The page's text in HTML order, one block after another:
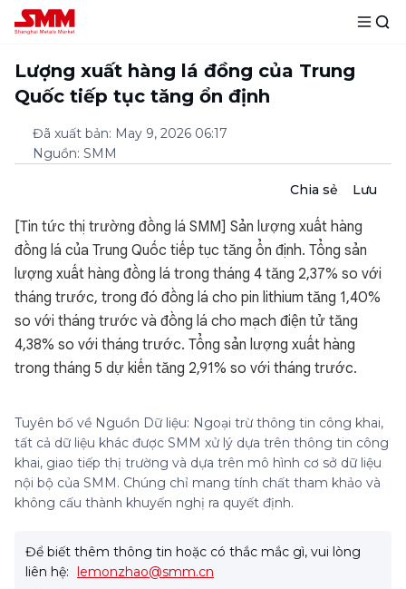
Lượng xuất hàng lá đồng của Trung
Quốc tiếp tục tăng ổn định
Đã xuất bản: May 9, 2026 06:17
Nguồn: SMM
Chia sẻ Lưu
[Tin tức thị trường đồng lá SMM] Sản lượng xuất hàng
đồng lá của Trung Quốc tiếp tục tăng ổn định. Tổng sản
lượng xuất hàng đồng lá trong tháng 4 tăng 2,37% so với
tháng trước, trong đó đồng lá cho pin lithium tăng 1,40%
so với tháng trước và đồng lá cho mạch điện tử tăng
4,38% so với tháng trước. Tổng sản lượng xuất hàng
trong tháng 5 dự kiến tăng 2,91% so với tháng trước.
Tuyên bố về Nguồn Dữ liệu: Ngoại trừ thông tin công khai,
tất cả dữ liệu khác được SMM xử lý dựa trên thông tin công
khai, giao tiếp thị trường và dựa trên mô hình cơ sở dữ liệu
nội bộ của SMM. Chúng chỉ mang tính chất tham khảo và
không cấu thành khuyến nghị ra quyết định.
Để biết thêm thông tin hoặc có thắc mắc gì, vui lòng
liên hệ: lemonzhao@smm.cn